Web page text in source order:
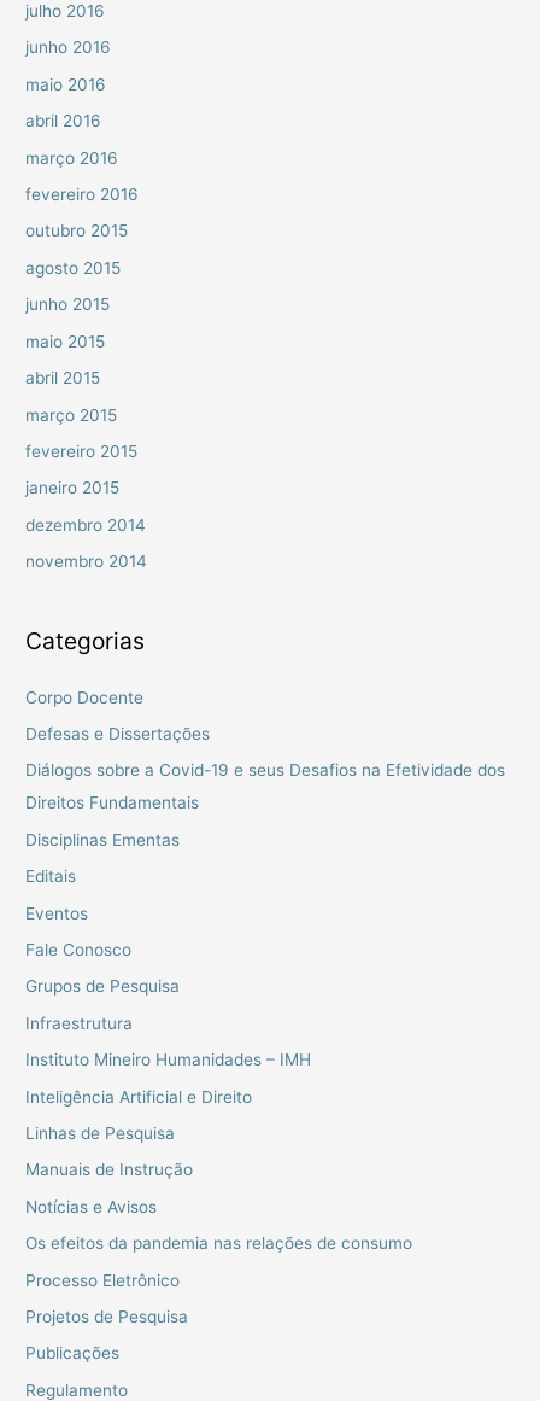
julho 2016
junho 2016
maio 2016
abril 2016
março 2016
fevereiro 2016
outubro 2015
agosto 2015
junho 2015
maio 2015
abril 2015
março 2015
fevereiro 2015
janeiro 2015
dezembro 2014
novembro 2014
Categorias
Corpo Docente
Defesas e Dissertações
Diálogos sobre a Covid-19 e seus Desafios na Efetividade dos
Direitos Fundamentais
Disciplinas Ementas
Editais
Eventos
Fale Conosco
Grupos de Pesquisa
Infraestrutura
Instituto Mineiro Humanidades – IMH
Inteligência Artificial e Direito
Linhas de Pesquisa
Manuais de Instrução
Notícias e Avisos
Os efeitos da pandemia nas relações de consumo
Processo Eletrônico
Projetos de Pesquisa
Publicações
Regulamento